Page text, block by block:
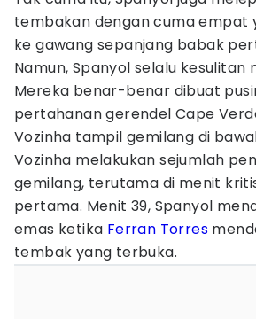
tembakan dengan cuma empat
ke gawang sepanjang babak
Namun, Spanyol selalu kesulitan
Mereka benar-benar dibuat
pertahanan gerendel Cape
Vozinha tampil gemilang di
Vozinha melakukan sejumlah
gemilang, terutama di menit
pertama. Menit 39, Spanyol
emas ketika Ferran Torres
tembak yang terbuka.